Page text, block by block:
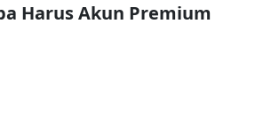
Harus Akun Premium